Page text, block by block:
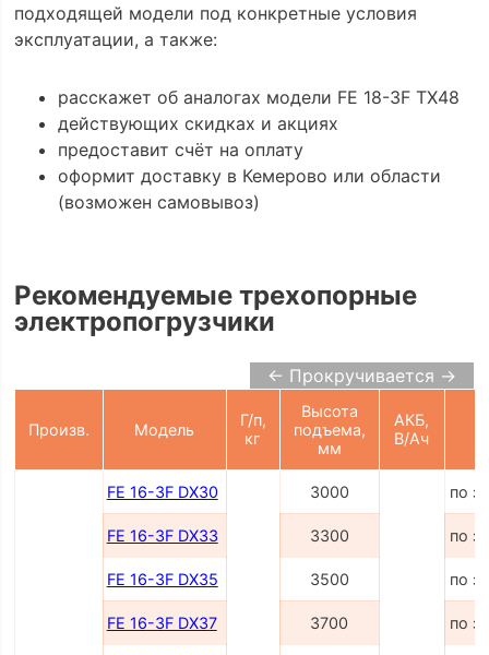
подходящей модели под конкретные условия
эксплуатации, а также:
расскажет об аналогах модели FE 18-3F TX48
действующих скидках и акциях
предоставит счёт на оплату
оформит доставку в Кемерово или области
(возможен самовывоз)
Рекомендуемые трехопорные
электропогрузчики
← Прокручивается →
Произв. Модель
Г/п,
кг
Высота
подъема,
мм
АКБ,
В/Ач
FE 16-3F DX30 3000 по
FE 16-3F DX33 3300 по
FE 16-3F DX35 3500 по
FE 16-3F DX37 3700 по